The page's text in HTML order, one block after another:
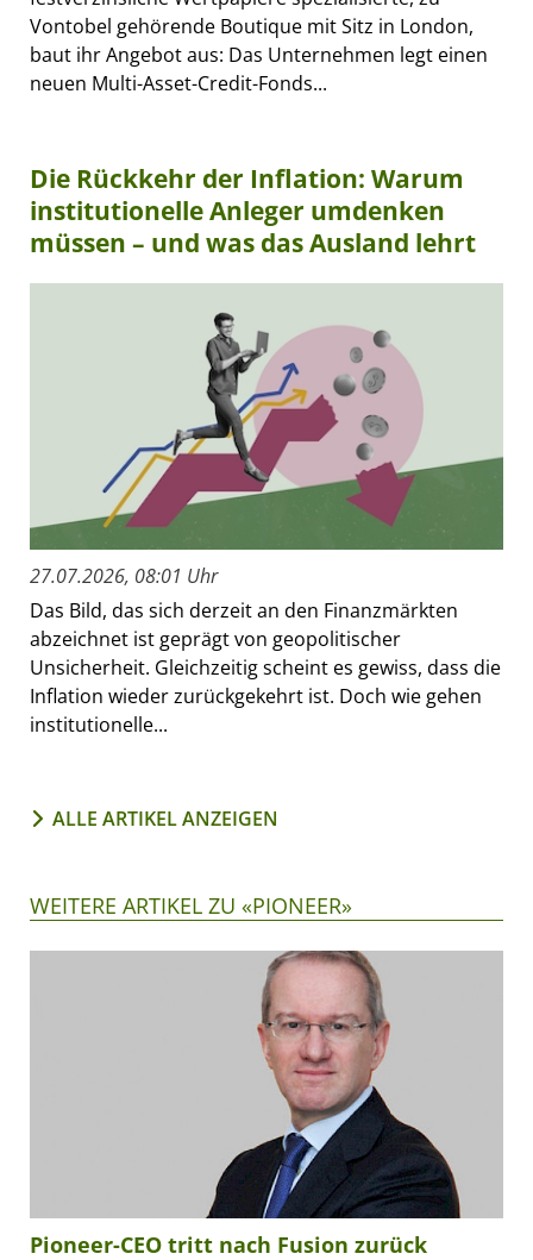
Vontobel gehörende Boutique mit Sitz in London,
baut ihr Angebot aus: Das Unternehmen legt einen
neuen Multi-Asset-Credit-Fonds...
Die Rückkehr der Inflation: Warum
institutionelle Anleger umdenken
müssen – und was das Ausland lehrt
27.07.2026, 08:01 Uhr
Das Bild, das sich derzeit an den Finanzmärkten
abzeichnet ist geprägt von geopolitischer
Unsicherheit. Gleichzeitig scheint es gewiss, dass die
Inflation wieder zurückgekehrt ist. Doch wie gehen
institutionelle...
ALLE ARTIKEL ANZEIGEN
WEITERE ARTIKEL ZU «PIONEER»
Pioneer-CEO tritt nach Fusion zurück